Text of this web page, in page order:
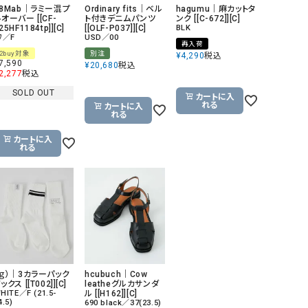
｜ラミー混プ
オーバー [[CF-
／F
2buy対象
税込
SOLD OUT
カートに入
れる
Ordinary fits｜ベル
ト付きデニムパンツ
[[OLF-P037]][C]
USD／00
別注
¥20,680税込
カートに入
れる
hagumu｜麻カットタ
ンク [[C-672]][C]
BLK
再入荷
¥4,290税込
カートに入
れる
ｇ）｜3カラーパック
ックス [[T002]][C]
／F (21.5-
hcubuch｜Cow
leatheグルカサンダ
ル [[H162]][C]
690 black／37(23.5)